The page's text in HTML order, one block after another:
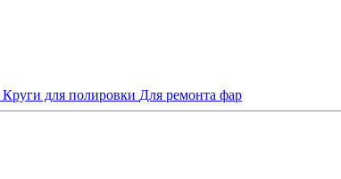
Круги для полировки Для ремонта фар